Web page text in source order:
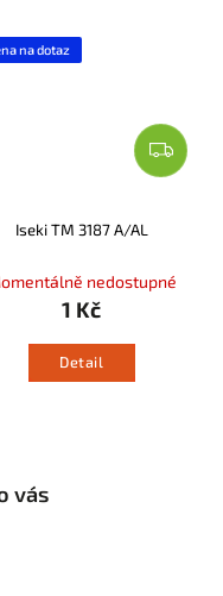
na dotaz
Iseki TM 3187 A/AL
nedostupné
1 Kč
Detail
vás